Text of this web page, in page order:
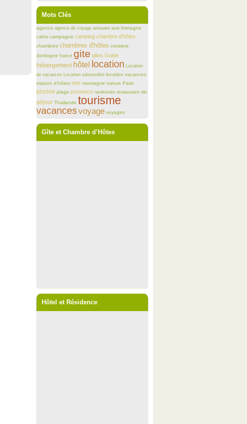
Mots Clés
agence agence de voyage annuaire asie bretagne
calme campagne camping chambre d'hôtes
chambres chambres d'hôtes croisiere
dordogne france gite gites Guide
hébergement hôtel location Location
de vacances Location saisonnière location vacances
maison d'hôtes mer montagne nature Paris
piscine plage provence randonnée restaurant ski
séjour Thailande tourisme
vacancesvoyage voyages
Gîte et Chambre d’Hôtes
Hôtel et Résidence